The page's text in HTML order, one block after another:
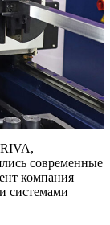
современные
компания
системами